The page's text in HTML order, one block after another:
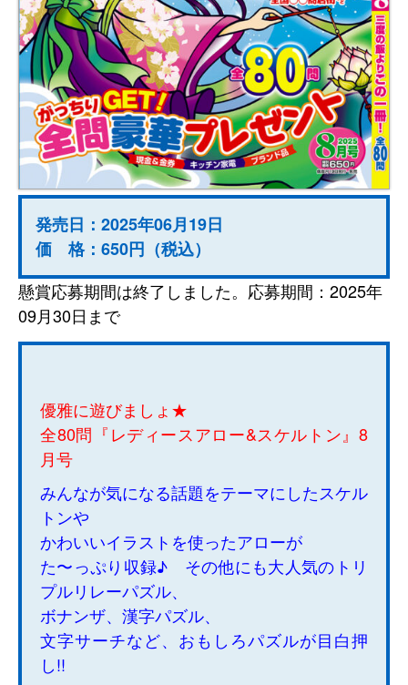
発売日：2025年06月19日
価 格：650円（税込）
懸賞応募期間は終了しました。応募期間：2025年
09月30日まで
優雅に遊びましょ★
全80問『レディースアロー&スケルトン』8
月号
みんなが気になる話題をテーマにしたスケル
トンや
かわいいイラストを使ったアローが
た〜っぷり収録♪ その他にも大人気のトリ
プルリレーパズル、
ボナンザ、漢字パズル、
文字サーチなど、おもしろパズルが目白押
し!!